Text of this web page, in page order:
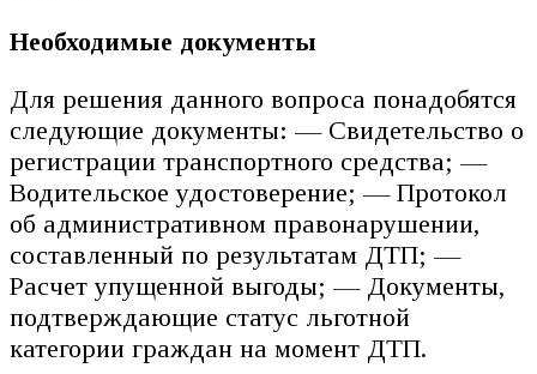
Необходимые документы
Для решения данного вопроса понадобятся
следующие документы: — Свидетельство о
регистрации транспортного средства; —
Водительское удостоверение; — Протокол
об административном правонарушении,
составленный по результатам ДТП; —
Расчет упущенной выгоды; — Документы,
подтверждающие статус льготной
категории граждан на момент ДТП.